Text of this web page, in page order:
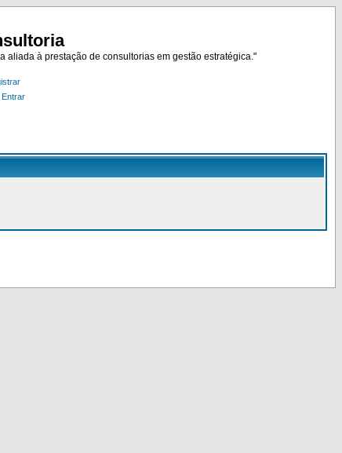
à prestação de consultorias em gestão estratégica."
Entrar